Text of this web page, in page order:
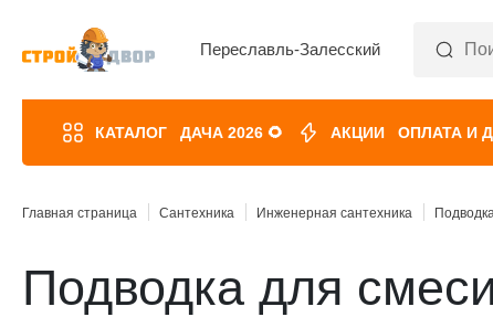
Переславль-Залесский
КАТАЛОГ ДАЧА 2026 🌻 АКЦИИ ОПЛАТА И
Главная страница Сантехника Инженерная сантехника
Подводка для